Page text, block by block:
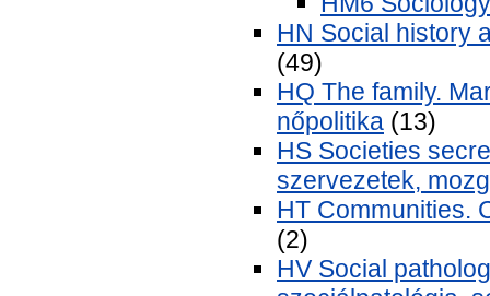
HN Social history
(49)
HQ The family.
nőpolitika (13)
HS Societies
szervezetek,
HT Communities.
(2)
HV Social